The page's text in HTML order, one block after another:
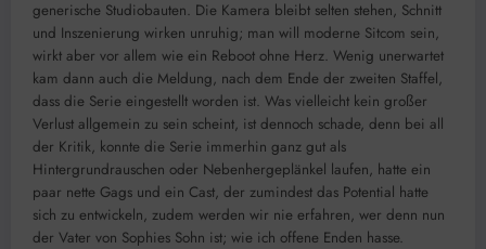
generische Studiobauten. Die Kamera bleibt selten stehen, Schnitt
und Inszenierung wirken unruhig; man will moderne Sitcom sein,
wirkt aber vor allem wie ein Reboot ohne Herz. Wenig unerwartet
kam dann auch die Meldung, nach dem Ende der zweiten Staffel,
dass die Serie eingestellt worden ist. Was vielleicht kein großer
Verlust allgemein zu sein scheint, ist dennoch schade, denn bei all
der Kritik, konnte die Serie immerhin ganz gut als
Hintergrundrauschen oder Nebenhergeplänkel laufen, hatte ein
paar nette Gags und ein Cast, der zumindest das Potential hatte
sich zu entwickeln, zudem werden wir nie erfahren, wer denn nun
der Vater von Sophies Sohn ist; wie ich offene Enden hasse.